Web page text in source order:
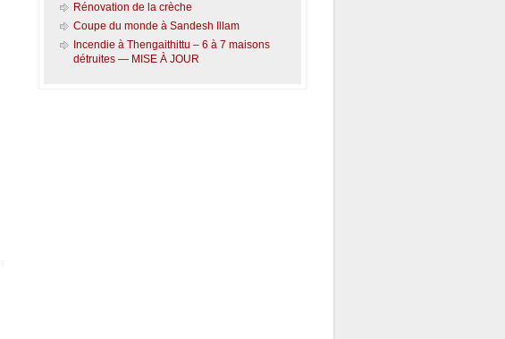
Rénovation de la crèche
Coupe du monde à Sandesh Illam
Incendie à Thengaithittu – 6 à 7 maisons
détruites — MISE À JOUR